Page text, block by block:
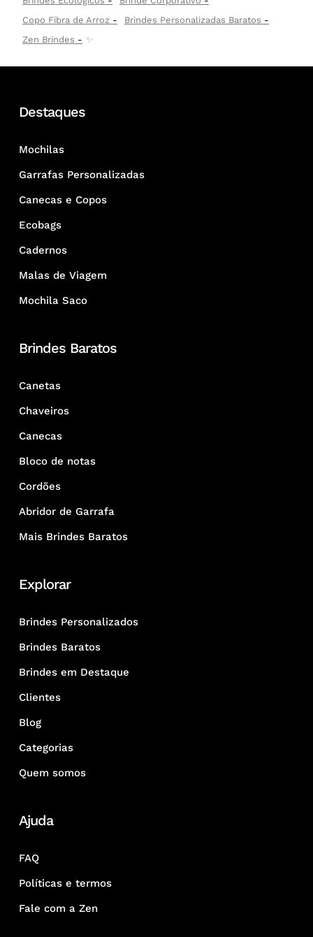
Copo Fibra de Arroz
Brindes Personalizadas Baratos
Zen Brindes
✨
Destaques
Mochilas
Garrafas Personalizadas
Canecas e Copos
Ecobags
Cadernos
Malas de Viagem
Mochila Saco
Brindes Baratos
Canetas
Chaveiros
Canecas
Bloco de notas
Cordões
Abridor de Garrafa
Mais Brindes Baratos
Explorar
Brindes Personalizados
Brindes Baratos
Brindes em Destaque
Clientes
Blog
Categorias
Quem somos
Ajuda
FAQ
Políticas e termos
Fale com a Zen